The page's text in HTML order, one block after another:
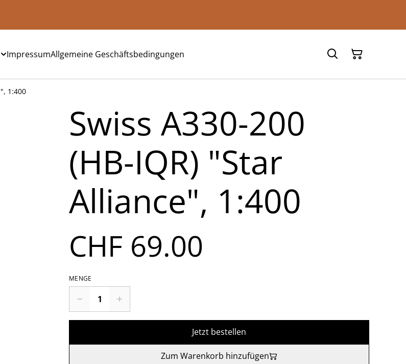
ImpressumAllgemeine Geschäftsbedingungen
1:400
Swiss A330-200
(HB-IQR) "Star
Alliance", 1:400
CHF 69.00
MENGE
Jetzt bestellen
Zum Warenkorb hinzufügen